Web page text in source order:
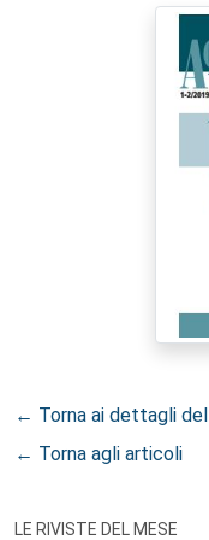
← Torna ai dettagli
← Torna agli articoli
LE RIVISTE DEL MESE